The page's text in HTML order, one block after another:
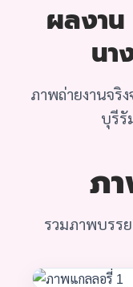
ผลงา
นา
ภาพถ่ายงานจริ
บุรีรั
ภ
รวมภาพบรรย